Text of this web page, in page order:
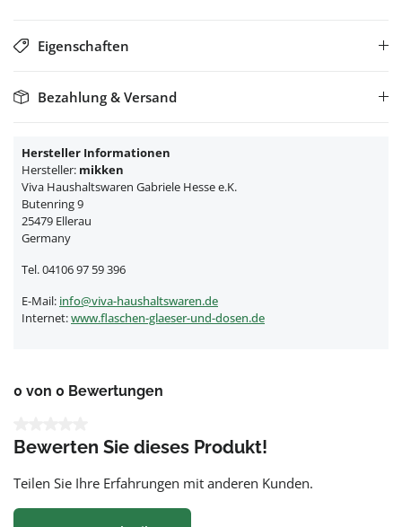
Eigenschaften
Bezahlung & Versand
Hersteller Informationen
Hersteller: mikken
Viva Haushaltswaren Gabriele Hesse e.K.
Butenring 9
25479 Ellerau
Germany
Tel. 04106 97 59 396
E-Mail: info@viva-haushaltswaren.de
Internet:www.flaschen-glaeser-und-dosen.de
0 von 0 Bewertungen
Bewerten Sie dieses Produkt!
Teilen Sie Ihre Erfahrungen mit anderen Kunden.